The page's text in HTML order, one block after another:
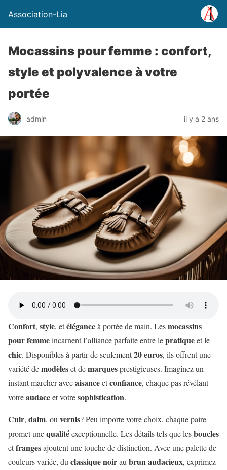
Association-Lia
Mocassins pour femme : confort,
style et polyvalence à votre
portée
admin il y a 2 ans
Confort, style, etéléganceà portée de main. Lesmocassins
pour femmeincarnent l’alliance parfaite entre lepratiqueet le
chic. Disponibles à partir de seulement20 euros, ils offrent une
variété demodèleset demarquesprestigieuses. Imaginez un
instant marcher avecaisanceetconfiance, chaque pas révélant
votreaudaceet votresophistication.
Cuir, daim, ouvernis? Peu importe votre choix, chaque paire
promet unequalitéexceptionnelle. Les détails tels que lesboucles
etfrangesajoutent une touche de distinction. Avec une palette de
couleurs variée, duclassique noiraubrun audacieux, exprimez